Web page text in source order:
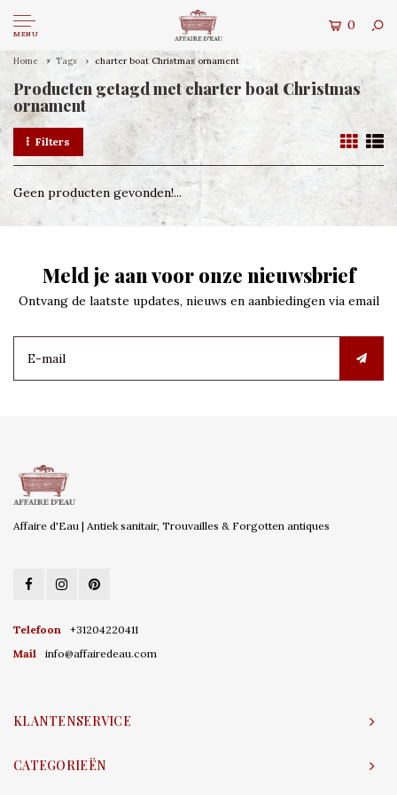
MENU
0
Home Tags charter boat Christmas ornament
Producten getagd met charter boat Christmas
ornament
Filters
Geen producten gevonden!...
Meld je aan voor onze nieuwsbrief
Ontvang de laatste updates, nieuws en aanbiedingen via email
Affaire d'Eau | Antiek sanitair, Trouvailles & Forgotten antiques
Telefoon
+31204220411
Mail
info@affairedeau.com
KLANTENSERVICE
CATEGORIEËN